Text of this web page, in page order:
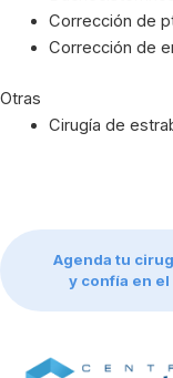
Corrección de
Corrección de
Otras
Cirugía de
Agenda tu
y confía en